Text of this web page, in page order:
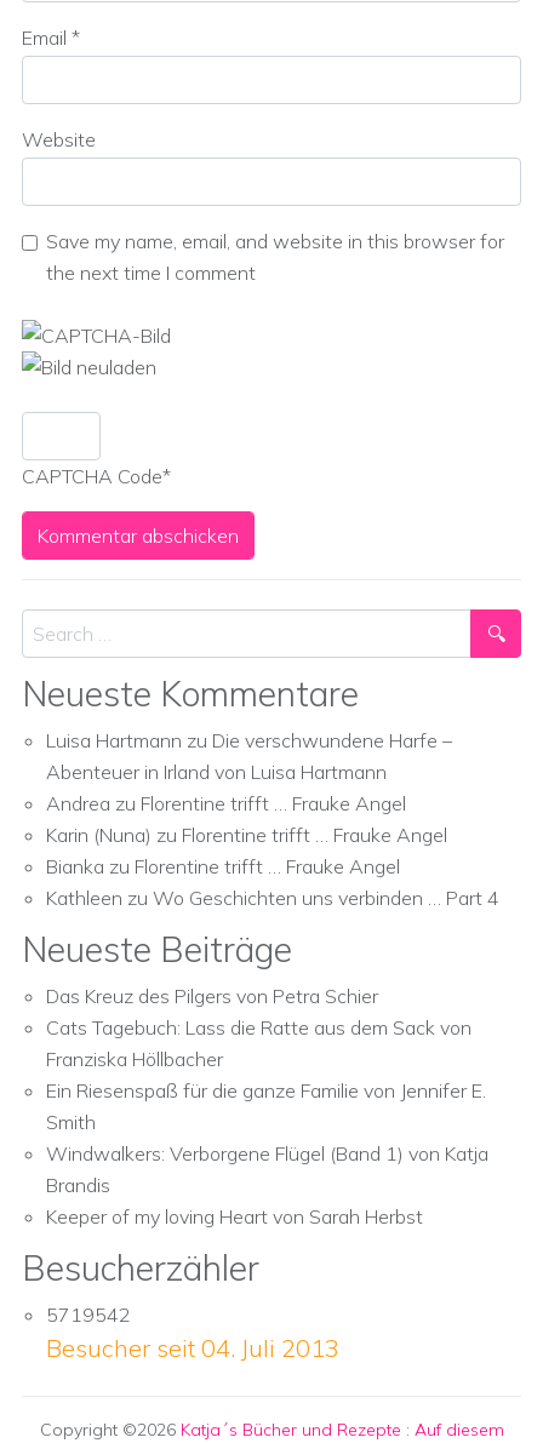
Email *
Website
Save my name, email, and website in this browser for
the next time I comment
CAPTCHA Code*
Search
Neueste Kommentare
Luisa Hartmann zu Die verschwundene Harfe –
Abenteuer in Irland von Luisa Hartmann
Andrea zu Florentine trifft … Frauke Angel
Karin (Nuna) zu Florentine trifft … Frauke Angel
Bianka zu Florentine trifft … Frauke Angel
Kathleen zu Wo Geschichten uns verbinden … Part 4
Neueste Beiträge
Das Kreuz des Pilgers von Petra Schier
Cats Tagebuch: Lass die Ratte aus dem Sack von
Franziska Höllbacher
Ein Riesenspaß für die ganze Familie von Jennifer E.
Smith
Windwalkers: Verborgene Flügel (Band 1) von Katja
Brandis
Keeper of my loving Heart von Sarah Herbst
Besucherzähler
5719542
Besucher seit 04. Juli 2013
Copyright ©2026 Katja´s Bücher und Rezepte : Auf diesem